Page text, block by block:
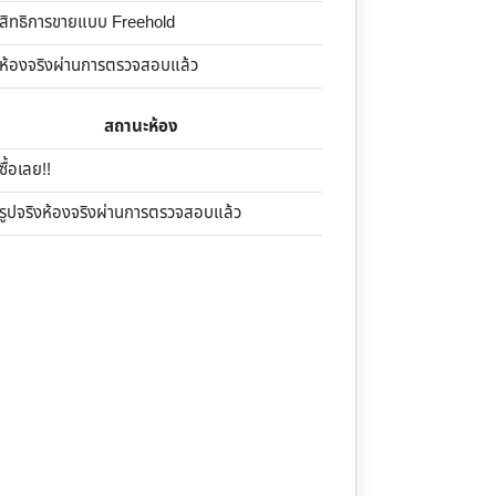
ธิการขายแบบ Freehold
งจริงผ่านการตรวจสอบแล้ว
สถานะห้อง
เลย!!
ริงห้องจริงผ่านการตรวจสอบแล้ว